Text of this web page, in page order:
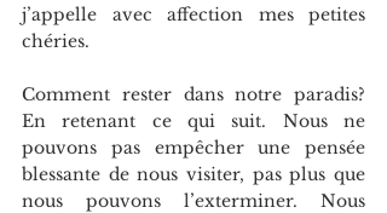
j’appelle avec affection mes petites
chéries.
Comment rester dans notre paradis?
En retenant ce qui suit. Nous ne
pouvons pas empêcher une pensée
blessante de nous visiter, pas plus que
nous pouvons l’exterminer. Nous